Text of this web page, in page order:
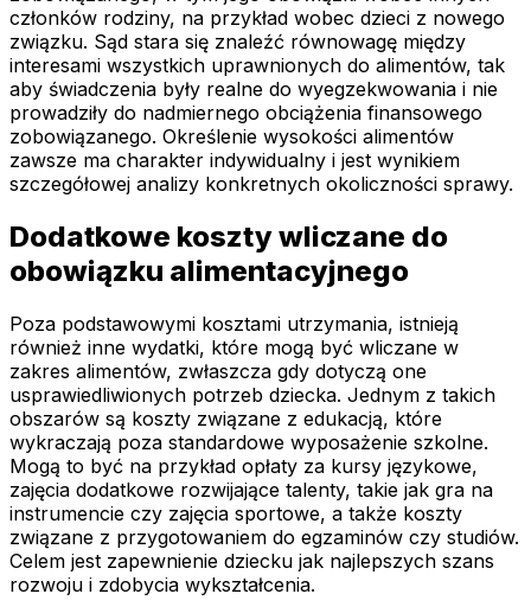
członków rodziny, na przykład wobec dzieci z nowego
związku. Sąd stara się znaleźć równowagę między
interesami wszystkich uprawnionych do alimentów, tak
aby świadczenia były realne do wyegzekwowania i nie
prowadziły do nadmiernego obciążenia finansowego
zobowiązanego. Określenie wysokości alimentów
zawsze ma charakter indywidualny i jest wynikiem
szczegółowej analizy konkretnych okoliczności sprawy.
Dodatkowe koszty wliczane do
obowiązku alimentacyjnego
Poza podstawowymi kosztami utrzymania, istnieją
również inne wydatki, które mogą być wliczane w
zakres alimentów, zwłaszcza gdy dotyczą one
usprawiedliwionych potrzeb dziecka. Jednym z takich
obszarów są koszty związane z edukacją, które
wykraczają poza standardowe wyposażenie szkolne.
Mogą to być na przykład opłaty za kursy językowe,
zajęcia dodatkowe rozwijające talenty, takie jak gra na
instrumencie czy zajęcia sportowe, a także koszty
związane z przygotowaniem do egzaminów czy studiów.
Celem jest zapewnienie dziecku jak najlepszych szans
rozwoju i zdobycia wykształcenia.